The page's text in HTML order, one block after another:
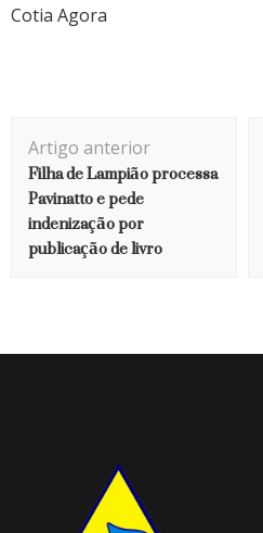
Cotia Agora
de
post
Artigo anterior
Filha de Lampião processa
Pavinatto e pede
indenização por
publicação de livro